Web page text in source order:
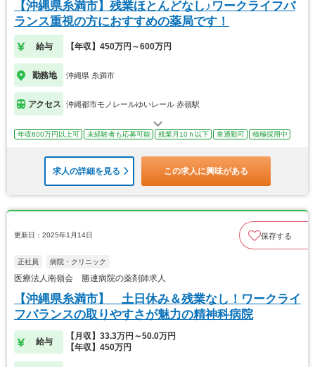
【沖縄県糸満市】残業ほとんどなし♪ワークライフバ
ランス重視の方におすすめの薬局です！
給与 【年収】450万円～600万円
勤務地 沖縄県 糸満市
アクセス 沖縄都市モノレールゆいレール 赤嶺駅
年収600万円以上可 未経験者も応募可能 残業月10ｈ以下 車通勤可 積極採用中
求人の詳細を見る この求人に興味がある
更新日：2025年1月14日 保存する
正社員 病院・クリニック
医療法人南嶺会 勝連病院の薬剤師求人
【沖縄県糸満市】 土日休み＆残業なし！ワークライ
フバランスの取りやすさが魅力の精神科病院
給与
【月収】33.3万円～50.0万円
【年収】450万円